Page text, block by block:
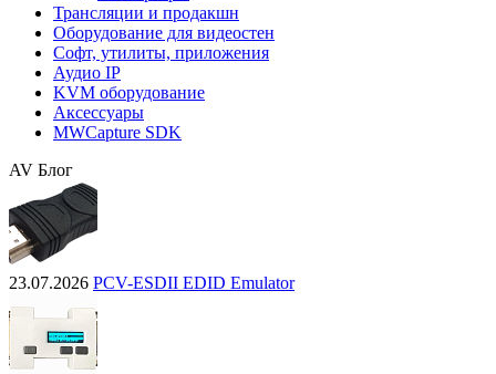
Трансляции и продакшн
Оборудование для видеостен
Софт, утилиты, приложения
Аудио IP
KVM оборудование
Аксессуары
MWCapture SDK
AV Блог
23.07.2026 PCV-ESDII EDID Emulator